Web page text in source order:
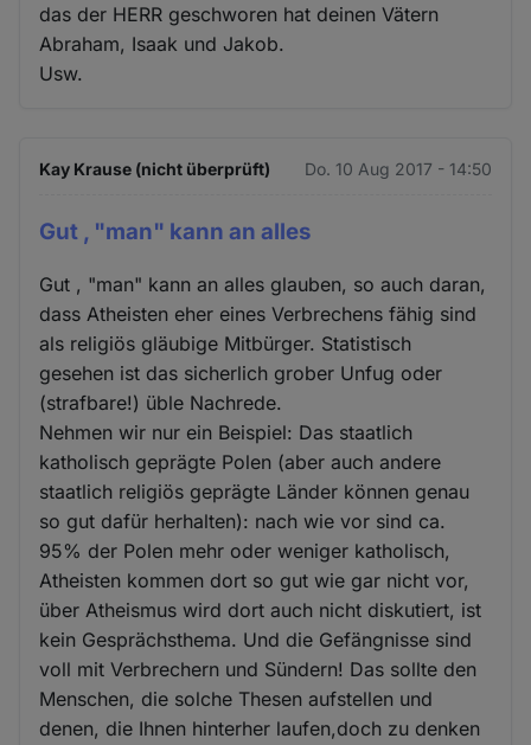
das der HERR geschworen hat deinen Vätern
Abraham, Isaak und Jakob.
Usw.
Kay Krause (nicht überprüft) Do. 10 Aug 2017 - 14:50
Gut , "man" kann an alles
Gut , "man" kann an alles glauben, so auch daran,
dass Atheisten eher eines Verbrechens fähig sind
als religiös gläubige Mitbürger. Statistisch
gesehen ist das sicherlich grober Unfug oder
(strafbare!) üble Nachrede.
Nehmen wir nur ein Beispiel: Das staatlich
katholisch geprägte Polen (aber auch andere
staatlich religiös geprägte Länder können genau
so gut dafür herhalten): nach wie vor sind ca.
95% der Polen mehr oder weniger katholisch,
Atheisten kommen dort so gut wie gar nicht vor,
über Atheismus wird dort auch nicht diskutiert, ist
kein Gesprächsthema. Und die Gefängnisse sind
voll mit Verbrechern und Sündern! Das sollte den
Menschen, die solche Thesen aufstellen und
denen, die Ihnen hinterher laufen,doch zu denken